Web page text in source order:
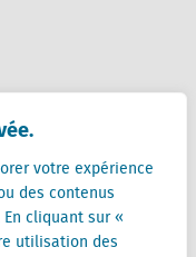
votre expérience
des contenus
cliquant sur «
utilisation des